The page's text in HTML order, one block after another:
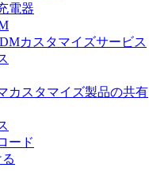
電器
カスタマイズサービス
カスタマイズ製品の共有
ード